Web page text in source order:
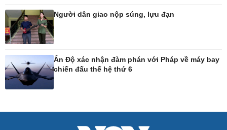
Ô tô - Xe máy
Ô tô
Xe máy
Tư vấn
Thông tin doanh nghiệp
Doanh nghiệp 24h
Người dân giao nộp súng, lựu đạn
Ấn Độ xác nhận đàm phán với Pháp về máy bay
chiến đấu thế hệ thứ 6